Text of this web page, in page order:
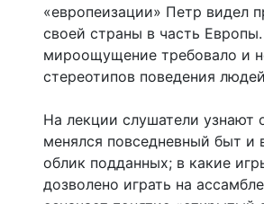
«европеизации» Петр видел
своей страны в часть
мироощущение требовало и
стереотипов поведения
На лекции слушатели узнают
менялся повседневный быт и
облик подданных; в какие
дозволено играть на